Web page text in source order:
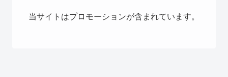
当サイトはプロモーションが含まれています。